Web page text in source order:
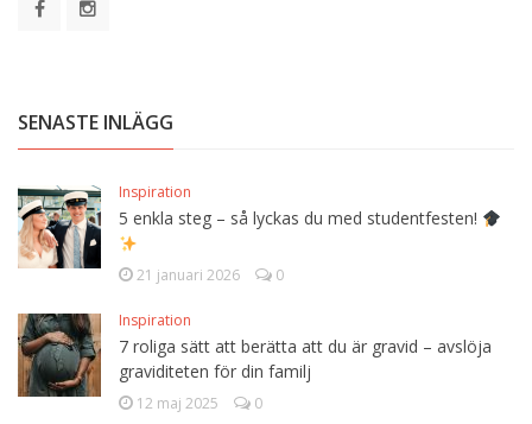
SENASTE INLÄGG
Inspiration
5 enkla steg – så lyckas du med studentfesten!
21 januari 2026 0
Inspiration
7 roliga sätt att berätta att du är gravid – avslöja
graviditeten för din familj
12 maj 2025 0